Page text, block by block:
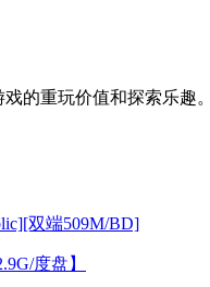
的重玩价值和探索乐趣。
双端509M/BD]
度盘】